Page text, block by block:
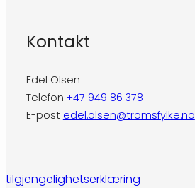
Kontakt
Edel Olsen
Telefon +47 949 86 378
E-post edel.olsen@tromsfylke.no
tilgjengelighetserklæring